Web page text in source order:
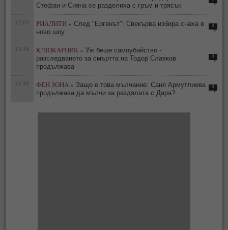
Стефан и Сияна се разделиха с гръм и трясък
12:03 РИАЛИТИ » След "Ергенът": Свекърва избира снаха в
ново шоу
0
13:18 КЛЮКАРНИК » Уж беше самоубийство -
разследването за смъртта на Тодор Славков
продължава
0
11:49 ФЕН ЗОНА » Защо е това мълчание: Саня Армутлиева
продължава да мълчи за раздялата с Дара?
0